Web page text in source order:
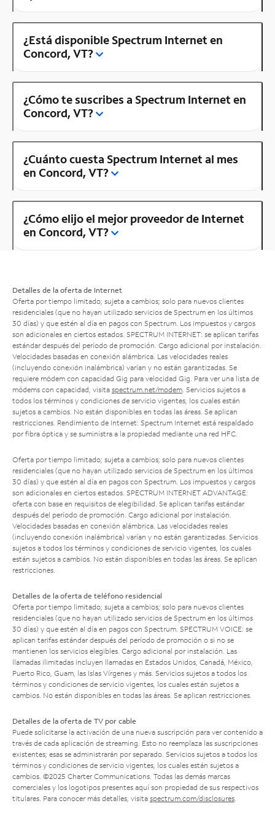
¿Está disponible Spectrum Internet en
Concord, VT?
¿Cómo te suscribes a Spectrum Internet en
Concord, VT?
¿Cuánto cuesta Spectrum Internet al mes
en Concord, VT?
¿Cómo elijo el mejor proveedor de Internet
en Concord, VT?
Detalles de la oferta de Internet
Oferta por tiempo limitado; sujeta a cambios; solo para nuevos clientes
residenciales (que no hayan utilizado servicios de Spectrum en los últimos
30 días) y que estén al día en pagos con Spectrum. Los impuestos y cargos
son adicionales en ciertos estados. SPECTRUM INTERNET: se aplican tarifas
estándar después del período de promoción. Cargo adicional por instalación.
Velocidades basadas en conexión alámbrica. Las velocidades reales
(incluyendo conexión inalámbrica) varían y no están garantizadas. Se
requiere módem con capacidad Gig para velocidad Gig. Para ver una lista de
módems con capacidad, visita spectrum.net/modem . Servicios sujetos a
todos los términos y condiciones de servicio vigentes, los cuales están
sujetos a cambios. No están disponibles en todas las áreas. Se aplican
restricciones. Rendimiento de Internet: Spectrum Internet está respaldado
por fibra óptica y se suministra a la propiedad mediante una red HFC.
Oferta por tiempo limitado; sujeta a cambios; solo para nuevos clientes
residenciales (que no hayan utilizado servicios de Spectrum en los últimos
30 días) y que estén al día en pagos con Spectrum. Los impuestos y cargos
son adicionales en ciertos estados. SPECTRUM INTERNET ADVANTAGE:
oferta con base en requisitos de elegibilidad. Se aplican tarifas estándar
después del período de promoción. Cargo adicional por instalación.
Velocidades basadas en conexión alámbrica. Las velocidades reales
(incluyendo conexión inalámbrica) varían y no están garantizadas. Servicios
sujetos a todos los términos y condiciones de servicio vigentes, los cuales
están sujetos a cambios. No están disponibles en todas las áreas. Se aplican
restricciones.
Detalles de la oferta de teléfono residencial
Oferta por tiempo limitado; sujeta a cambios; solo para nuevos clientes
residenciales (que no hayan utilizado servicios de Spectrum en los últimos
30 días) y que estén al día en pagos con Spectrum. SPECTRUM VOICE: se
aplican tarifas estándar después del período de promoción o si no se
mantienen los servicios elegibles. Cargo adicional por instalación. Las
llamadas ilimitadas incluyen llamadas en Estados Unidos, Canadá, México,
Puerto Rico, Guam, las Islas Vírgenes y más. Servicios sujetos a todos los
términos y condiciones de servicio vigentes, los cuales están sujetos a
cambios. No están disponibles en todas las áreas. Se aplican restricciones.
Detalles de la oferta de TV por cable
Puede solicitarse la activación de una nueva suscripción para ver contenido a
través de cada aplicación de streaming. Esto no reemplaza las suscripciones
existentes; esas se administrarán por separado. Servicios sujetos a todos los
términos y condiciones de servicio vigentes, los cuales están sujetos a
cambios. ©2025 Charter Communications. Todas las demás marcas
comerciales y los logotipos presentes aquí son propiedad de sus respectivos
titulares. Para conocer más detalles, visita spectrum.com/disclosures